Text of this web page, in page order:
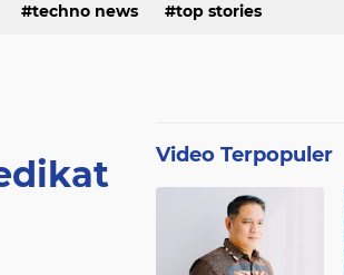
techno news top stories
Video Terpopuler